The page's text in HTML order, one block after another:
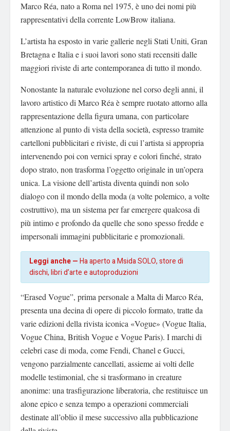
Marco Réa, nato a Roma nel 1975, è uno dei nomi più
rappresentativi della corrente LowBrow italiana.
L’artista ha esposto in varie gallerie negli Stati Uniti, Gran
Bretagna e Italia e i suoi lavori sono stati recensiti dalle
maggiori riviste di arte contemporanea di tutto il mondo.
Nonostante la naturale evoluzione nel corso degli anni, il
lavoro artistico di Marco Réa è sempre ruotato attorno alla
rappresentazione della figura umana, con particolare
attenzione al punto di vista della società, espresso tramite
cartelloni pubblicitari e riviste, di cui l’artista si appropria
intervenendo poi con vernici spray e colori finché, strato
dopo strato, non trasforma l’oggetto originale in un’opera
unica. La visione dell’artista diventa quindi non solo
dialogo con il mondo della moda (a volte polemico, a volte
costruttivo), ma un sistema per far emergere qualcosa di
più intimo e profondo da quelle che sono spesso fredde e
impersonali immagini pubblicitarie e promozionali.
Leggi anche —Ha aperto a Msida SOLO, store di
dischi, libri d’arte e autoproduzioni
“Erased Vogue”, prima personale a Malta di Marco Réa,
presenta una decina di opere di piccolo formato, tratte da
varie edizioni della rivista iconica «Vogue» (Vogue Italia,
Vogue China, British Vogue e Vogue Paris). I marchi di
celebri case di moda, come Fendi, Chanel e Gucci,
vengono parzialmente cancellati, assieme ai volti delle
modelle testimonial, che si trasformano in creature
anonime: una trasfigurazione liberatoria, che restituisce un
alone epico e senza tempo a operazioni commerciali
destinate all’oblio il mese successivo alla pubblicazione